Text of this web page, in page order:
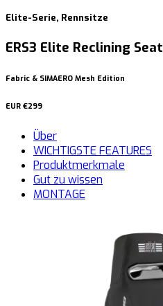
Elite-Serie, Rennsitze
ERS3 Elite Reclining Seat
Fabric & SIMAERO Mesh Edition
EUR €299
Über
WICHTIGSTE FEATURES
Produktmerkmale
Gut zu wissen
MONTAGE